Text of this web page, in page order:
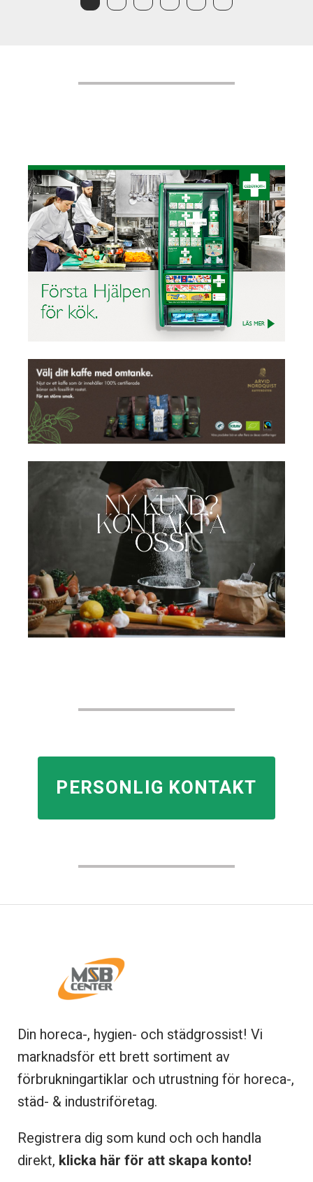
PERSONLIG KONTAKT
Din horeca-, hygien- och städgrossist! Vi
marknadsför ett brett sortiment av
förbrukningartiklar och utrustning för horeca-,
städ- & industriföretag.
Registrera dig som kund och och handla
direkt, klicka här för att skapa konto!